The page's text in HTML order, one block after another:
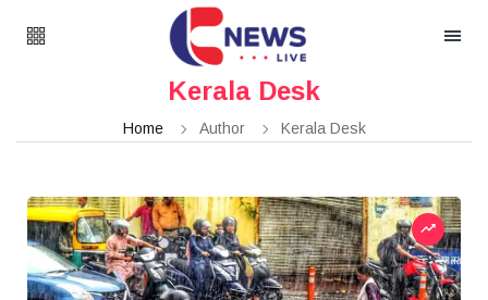
Kerala Desk
Home Author Kerala Desk